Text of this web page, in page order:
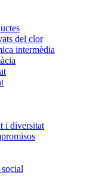
del clor
intermèdia
i diversitat